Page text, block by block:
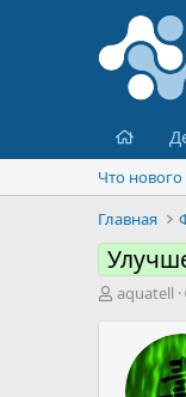
Что нового
Главная
А
aquatell